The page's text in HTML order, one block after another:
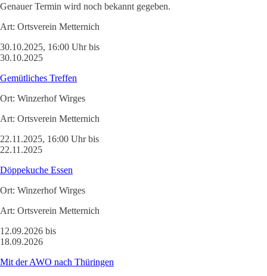
Genauer Termin wird noch bekannt gegeben.
Art: Ortsverein Metternich
30.10.2025, 16:00 Uhr bis
30.10.2025
Gemütliches Treffen
Ort: Winzerhof Wirges
Art: Ortsverein Metternich
22.11.2025, 16:00 Uhr bis
22.11.2025
Döppekuche Essen
Ort: Winzerhof Wirges
Art: Ortsverein Metternich
12.09.2026 bis
18.09.2026
Mit der AWO nach Thüringen